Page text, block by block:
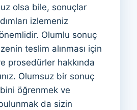
olsa bile, sonuçlar
izlemeniz
Olumlu sonuç
teslim alınması için
prosedürler hakkında
Olumsuz bir sonuç
öğrenmek ve
da sizin